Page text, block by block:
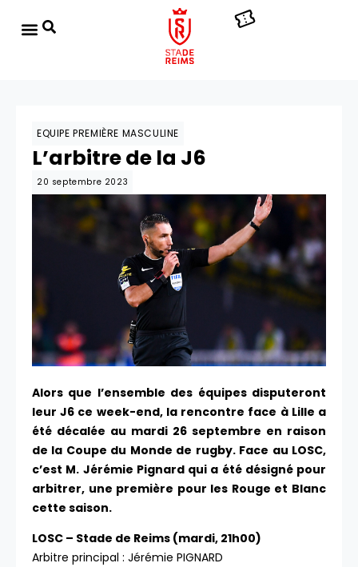
EQUIPE PREMIÈRE MASCULINE
L’arbitre de la J6
20 septembre 2023
Alors que l’ensemble des équipes disputeront
leur J6 ce week-end, la rencontre face à Lille a
été décalée au mardi 26 septembre en raison
de la Coupe du Monde de rugby. Face au LOSC,
c’est M. Jérémie Pignard qui a été désigné pour
arbitrer, une première pour les Rouge et Blanc
cette saison.
LOSC – Stade de Reims (mardi, 21h00)
Arbitre principal : Jérémie PIGNARD